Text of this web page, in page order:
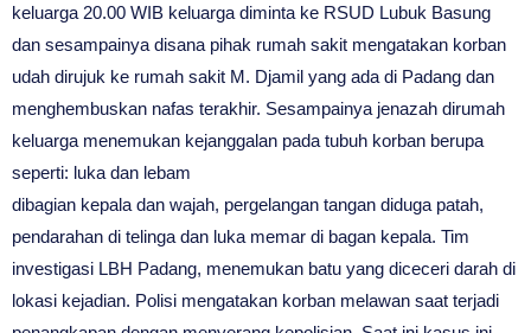
keluarga 20.00 WIB keluarga diminta ke RSUD Lubuk Basung
dan sesampainya disana pihak rumah sakit mengatakan korban
udah dirujuk ke rumah sakit M. Djamil yang ada di Padang dan
menghembuskan nafas terakhir. Sesampainya jenazah dirumah
keluarga menemukan kejanggalan pada tubuh korban berupa
seperti: luka dan lebam
dibagian kepala dan wajah, pergelangan tangan diduga patah,
pendarahan di telinga dan luka memar di bagan kepala. Tim
investigasi LBH Padang, menemukan batu yang diceceri darah di
lokasi kejadian. Polisi mengatakan korban melawan saat terjadi